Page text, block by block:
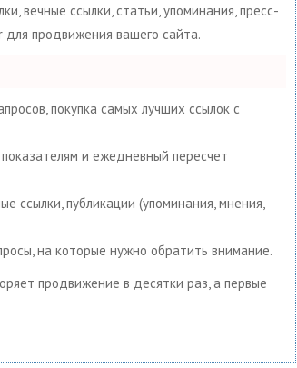
вечные ссылки, статьи, упоминания, пресс-
для продвижения вашего сайта.
покупка самых лучших ссылок с
и ежедневный пересчет
ссылки, публикации (упоминания, мнения,
на которые нужно обратить внимание.
продвижение в десятки раз, а первые